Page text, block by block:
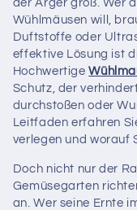
der Ärger groß. Wer
Wühlmäusen will,
Duftstoffe oder
effektive Lösung ist
Hochwertige
Schutz, der
durchstoßen oder
Leitfaden erfahren
verlegen und worauf
Doch nicht nur der
Gemüsegarten
an. Wer seine Ernte